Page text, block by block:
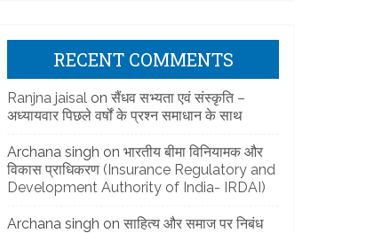
RECENT COMMENTS
Ranjna jaisal on सैंधव सभ्यता एवं संस्कृति –
अध्यायवार पिछले वर्षों के प्रश्न समाधान के साथ
Archana singh on भारतीय बीमा विनियामक और
विकास प्राधिकरण (Insurance Regulatory and
Development Authority of India- IRDAI)
Archana singh on साहित्य और समाज पर निबंध